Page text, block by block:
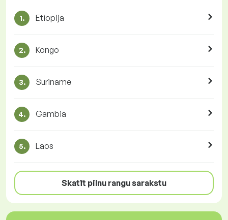
1. Etiopija
2. Kongo
3. Suriname
4. Gambia
5. Laos
Skatīt pilnu rangu sarakstu